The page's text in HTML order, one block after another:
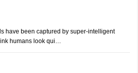
have been captured by super-intelligent
humans look qui…